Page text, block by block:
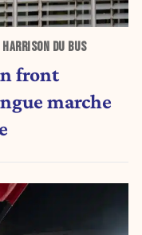
DU BUS
front
marche